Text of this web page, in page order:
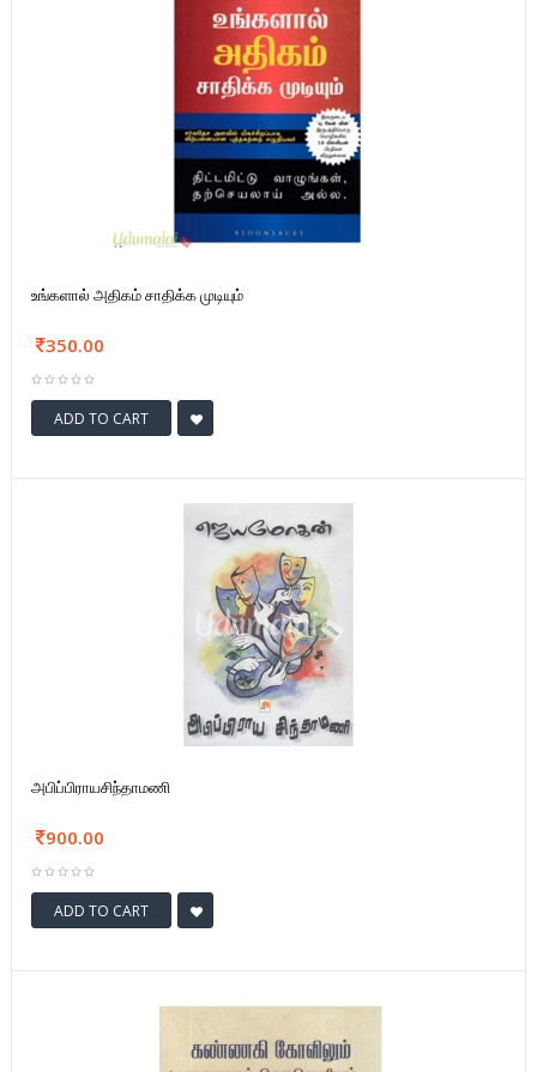
உங்களால் அதிகம் சாதிக்க முடியும்
350.00
ADD TO CART
அபிப்பிராயசிந்தாமணி
900.00
ADD TO CART